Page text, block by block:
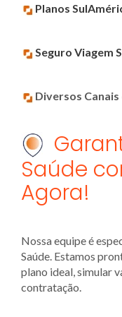
Planos
Seguro Viagem
Diversos
Saúde
Agora!
Nossa equipe é
Saúde. Estamos
plano ideal, simular
contratação.